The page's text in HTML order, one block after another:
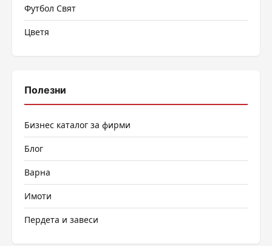
Футбол Свят
Цветя
Полезни
Бизнес каталог за фирми
Блог
Варна
Имоти
Пердета и завеси